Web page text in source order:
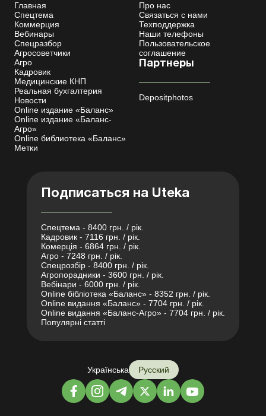
Главная
Спецтема
Коммерция
Вебинары
Спецразбор
Агросоветчики
Агро
Кадровик
Медицинские КНП
Реальная бухгалтерия
Новости
Online издание «Баланс»
Online издание «Баланс-
Агро»
Online библиотека «Баланс»
Метки
Про нас
Связаться с нами
Техподдержка
Наши телефоны
Пользовательское
соглашение
Партнеры
Depositphotos
Подписаться на Uteka
Спецтема - 8400 грн. / рік.
Кадровик - 7116 грн. / рік.
Комерція - 6864 грн. / рік.
Агро - 7248 грн. / рік.
Спецрозбір - 8400 грн. / рік.
Агропорадники - 3600 грн. / рік.
Вебінари - 6000 грн. / рік.
Online бібліотека «Баланс» - 8352 грн. / рік.
Online видання «Баланс» - 7704 грн. / рік.
Online видання «Баланс-Агро» - 7704 грн. / рік.
Популярні статті
Українська Русский